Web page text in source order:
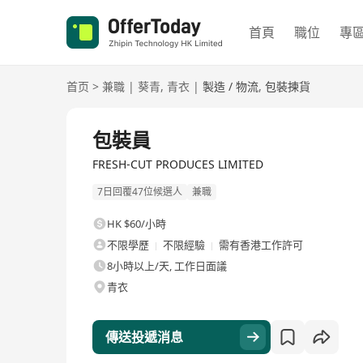
首頁 職位 專
首页 > 兼職 | 葵青, 青衣 | 製造 / 物流, 包裝揀貨
包裝員
FRESH-CUT PRODUCES LIMITED
7日回覆47位候選人 兼職
HK $60/小時
不限學歷
不限經驗
需有香港工作許可
8小時以上/天, 工作日面議
青衣
傳送投遞消息